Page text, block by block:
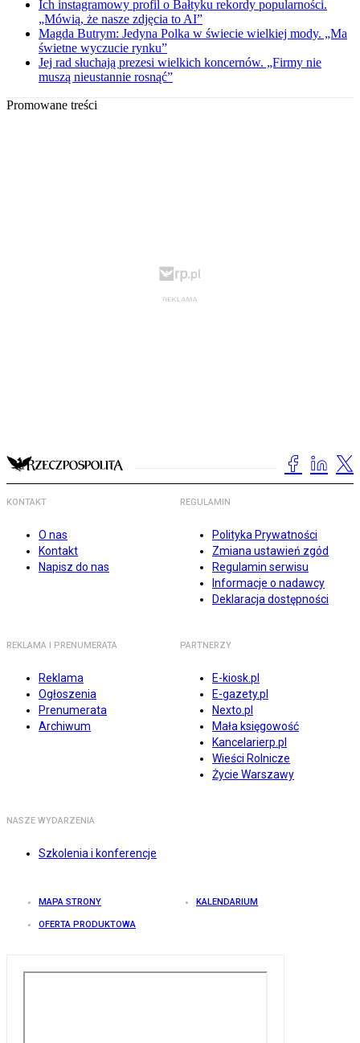
Ich instagramowy profil o Bałtyku rekordy popularności.
„Mówią, że nasze zdjęcia to AI”
Magda Butrym: Jedyna Polka w świecie wielkiej mody. „Ma
świetne wyczucie rynku”
Jej rad słuchają prezesi wielkich koncernów. „Firmy nie
muszą nieustannie rosnąć”
Promowane treści
KONTAKT
O nas
Kontakt
Napisz do nas
REGULAMIN
Polityka Prywatności
Zmiana ustawień zgód
Regulamin serwisu
Informacje o nadawcy
Deklaracja dostępności
REKLAMA I PRENUMERATA
Reklama
Ogłoszenia
Prenumerata
Archiwum
PARTNERZY
E-kiosk.pl
E-gazety.pl
Nexto.pl
Mała księgowość
Kancelarierp.pl
Wieści Rolnicze
Życie Warszawy
NASZE WYDARZENIA
Szkolenia i konferencje
MAPA STRONY KALENDARIUM
OFERTA PRODUKTOWA